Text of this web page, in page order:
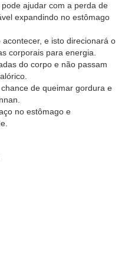
ajudar com a perda de
expandindo no estômago
e isto direcionará o
corporais para energia.
do corpo e não passam
de queimar gordura e
no estômago e